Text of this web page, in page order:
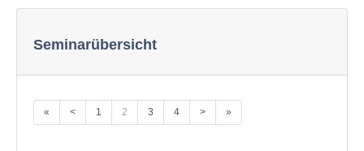
Seminarübersicht
« < 1 2 3 4 > »